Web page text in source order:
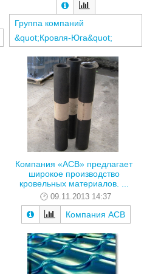
Группа компаний
&quot;Кровля-Юга&quot;
Компания «АСВ» предлагает
широкое производство
кровельных материалов. ...
09.11.2013 14:37
Компания АСВ